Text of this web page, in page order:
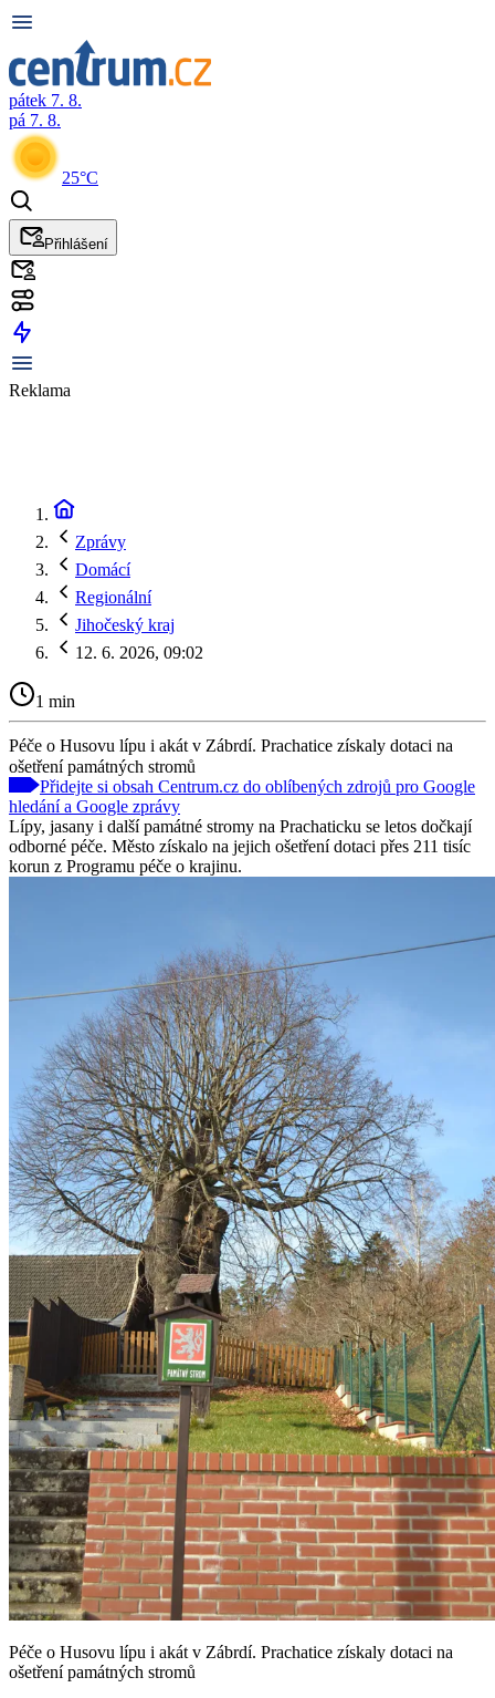
pátek 7. 8.
pá 7. 8.
25°C
Přihlášení
Reklama
Zprávy
Domácí
Regionální
Jihočeský kraj
12. 6. 2026, 09:02
1 min
Péče o Husovu lípu i akát v Zábrdí. Prachatice získaly dotaci na
ošetření památných stromů
Přidejte si obsah Centrum.cz do oblíbených zdrojů pro Google
hledání a Google zprávy
Lípy, jasany i další památné stromy na Prachaticku se letos dočkají
odborné péče. Město získalo na jejich ošetření dotaci přes 211 tisíc
korun z Programu péče o krajinu.
Péče o Husovu lípu i akát v Zábrdí. Prachatice získaly dotaci na
ošetření památných stromů